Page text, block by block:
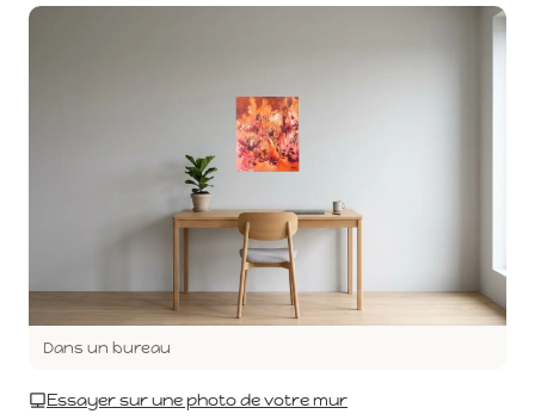
Dans un bureau
Essayer sur une photo de votre mur